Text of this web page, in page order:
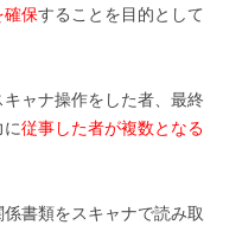
確保することを目的として
ャナ操作をした者、最終
従事した者が複数となる
書類をスキャナで読み取